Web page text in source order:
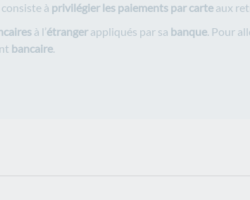
à privilégier les paiements par carte aux
à l’étrangerappliqués par sa banque. Pour
bancaire.